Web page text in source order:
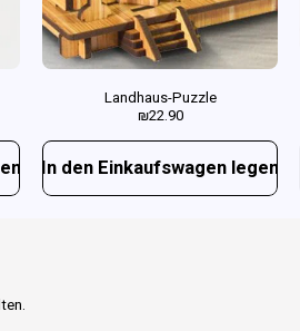
Landhaus-Puzzle
₪22.90
In den Einkaufswagen legen